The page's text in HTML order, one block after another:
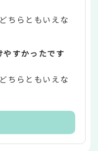
どちらともいえな
すかったです
どちらともいえな